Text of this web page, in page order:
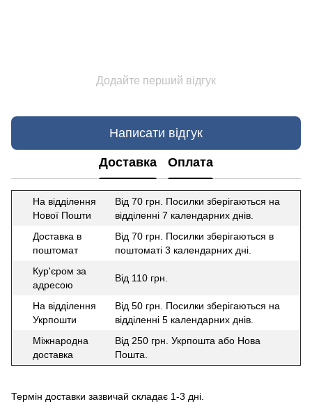
Додайте перший відгук
Написати відгук
Доставка Оплата
На відділення
Нової Пошти
Від 70 грн. Посилки зберігаються на
відділенні 7 календарних днів.
Доставка в
поштомат
Від 70 грн. Посилки зберігаються в
поштоматі 3 календарних дні.
Кур'єром за
адресою
Від 110 грн.
На відділення
Укрпошти
Від 50 грн. Посилки зберігаються на
відділенні 5 календарних днів.
Міжнародна
доставка
Від 250 грн. Укрпошта або Нова
Пошта.
Термін доставки зазвичай складає 1-3 дні.